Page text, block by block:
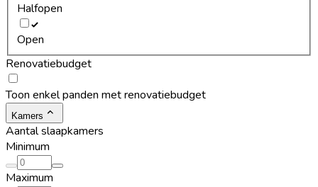
Halfopen
Open
Renovatiebudget
Toon enkel panden met renovatiebudget
Kamers
Aantal slaapkamers
Minimum
Maximum